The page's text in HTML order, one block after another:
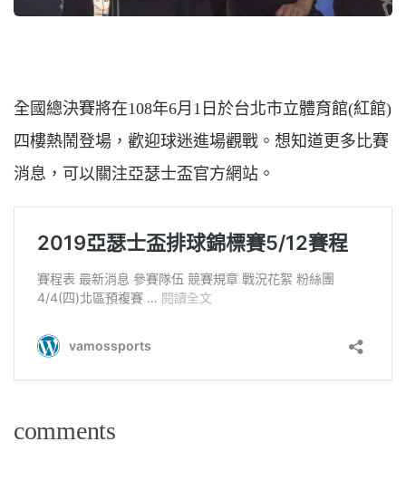
全國總決賽將在108年6月1日於台北市立體育館(紅館)
四樓熱鬧登場，歡迎球迷進場觀戰。想知道更多比賽
消息，可以關注亞瑟士盃官方網站。
comments